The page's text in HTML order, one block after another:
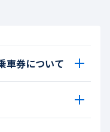
車券について